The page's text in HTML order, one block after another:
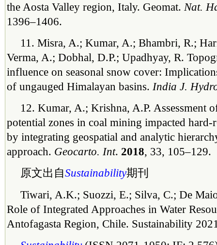
the Aosta Valley region, Italy. Geomat. Nat.
1396–1406.
11. Misra, A.; Kumar, A.; Bhambri, R.;
Verma, A.; Dobhal, D.P.; Upadhyay, R.
influence on seasonal snow cover:
of ungauged Himalayan basins. India J.
12. Kumar, A.; Krishna, A.P. Assessment
potential zones in coal mining impacted
by integrating geospatial and analytic
approach. Geocarto. Int. 2018, 33, 105–129.
原文出自Sustainability期刊
Tiwari, A.K.; Suozzi, E.; Silva, C.; De
Role of Integrated Approaches in Water
Antofagasta Region, Chile. Sustainability